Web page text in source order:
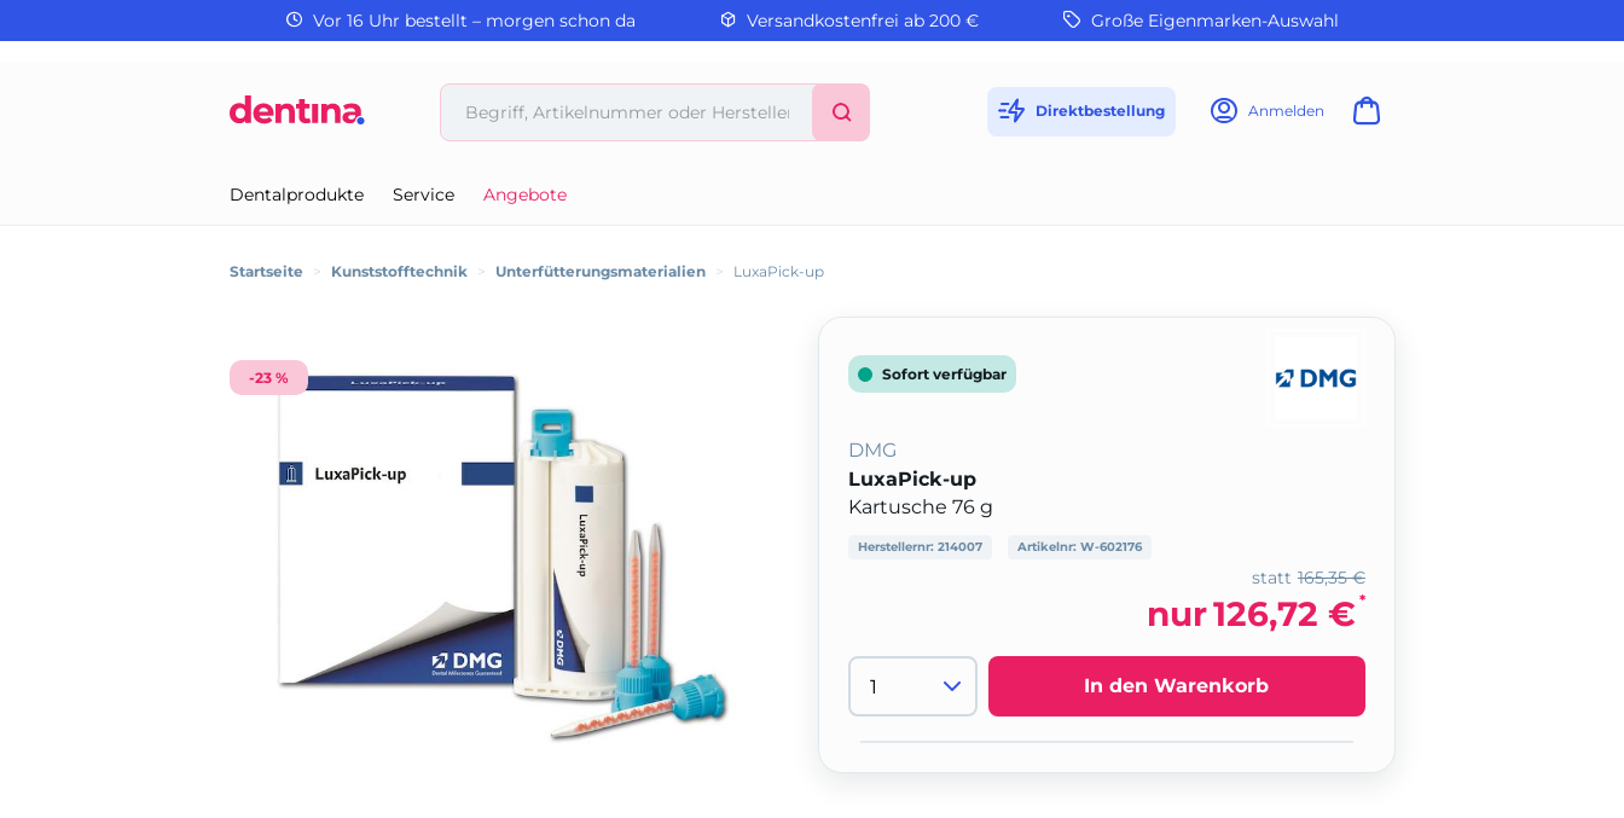
Vor 16 Uhr bestellt – morgen schon da Versandkostenfrei ab 200 € Große Eigenmarken-Auswahl
Direktbestellung Anmelden
Dentalprodukte Service Angebote
Startseite > Kunststofftechnik > Unterfütterungsmaterialien > LuxaPick-up
-23 % Sofort verfügbar
DMG
LuxaPick-up
Kartusche 76 g
Herstellernr: 214007 Artikelnr: W-602176
165,35 €
statt
nur126,72 € *
In den Warenkorb